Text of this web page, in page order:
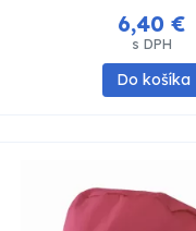
6,40 €
s DPH
Do košíka